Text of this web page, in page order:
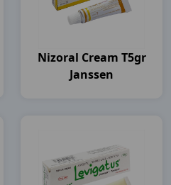
Nizoral Cream T5gr
Janssen